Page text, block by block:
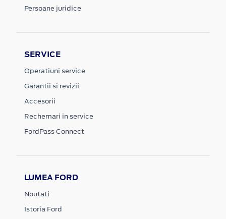
Persoane juridice
SERVICE
Operatiuni service
Garantii si revizii
Accesorii
Rechemari in service
FordPass Connect
LUMEA FORD
Noutati
Istoria Ford